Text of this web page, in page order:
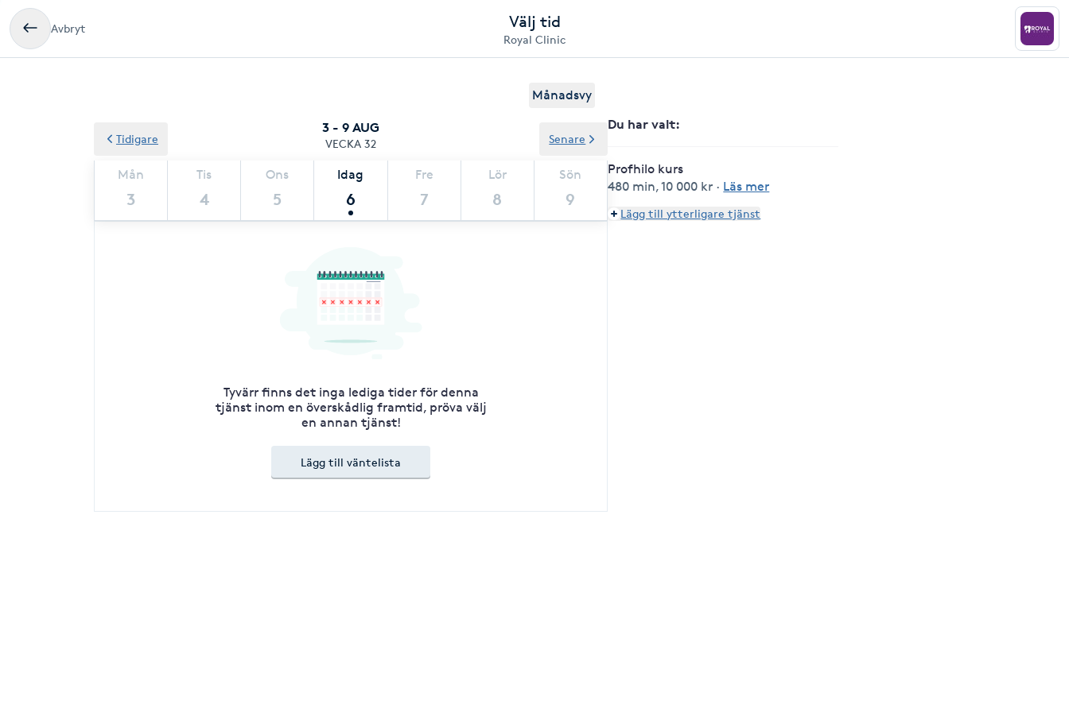
Avbryt Välj tid
Royal Clinic
Månadsvy
3 - 9 AUG
VECKA 32
Mån
3
Tis
4
Ons
5
Idag
6
Fre
7
Lör
8
Sön
9
Tidigare Senare
Tyvärr finns det inga lediga tider för denna
tjänst inom en överskådlig framtid, pröva välj
en annan tjänst!
Lägg till väntelista
Du har valt:
Profhilo kurs
480 min,10 000 kr · Läs mer
Lägg till ytterligare tjänst